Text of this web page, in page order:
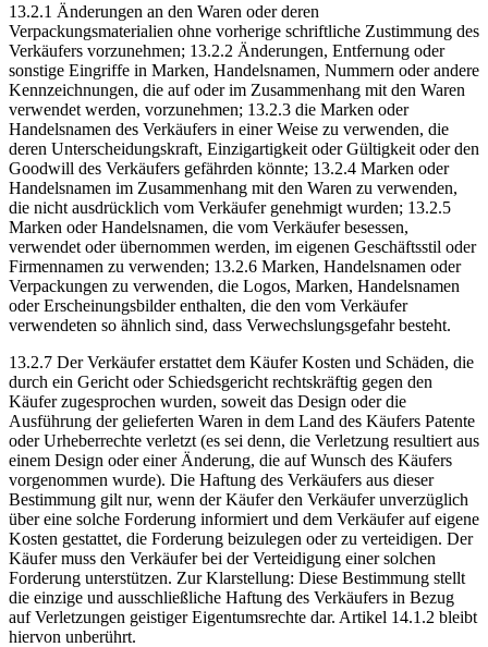
13.2.1 Änderungen an den Waren oder deren
Verpackungsmaterialien ohne vorherige schriftliche Zustimmung des
Verkäufers vorzunehmen; 13.2.2 Änderungen, Entfernung oder
sonstige Eingriffe in Marken, Handelsnamen, Nummern oder andere
Kennzeichnungen, die auf oder im Zusammenhang mit den Waren
verwendet werden, vorzunehmen; 13.2.3 die Marken oder
Handelsnamen des Verkäufers in einer Weise zu verwenden, die
deren Unterscheidungskraft, Einzigartigkeit oder Gültigkeit oder den
Goodwill des Verkäufers gefährden könnte; 13.2.4 Marken oder
Handelsnamen im Zusammenhang mit den Waren zu verwenden,
die nicht ausdrücklich vom Verkäufer genehmigt wurden; 13.2.5
Marken oder Handelsnamen, die vom Verkäufer besessen,
verwendet oder übernommen werden, im eigenen Geschäftsstil oder
Firmennamen zu verwenden; 13.2.6 Marken, Handelsnamen oder
Verpackungen zu verwenden, die Logos, Marken, Handelsnamen
oder Erscheinungsbilder enthalten, die den vom Verkäufer
verwendeten so ähnlich sind, dass Verwechslungsgefahr besteht.
13.2.7 Der Verkäufer erstattet dem Käufer Kosten und Schäden, die
durch ein Gericht oder Schiedsgericht rechtskräftig gegen den
Käufer zugesprochen wurden, soweit das Design oder die
Ausführung der gelieferten Waren in dem Land des Käufers Patente
oder Urheberrechte verletzt (es sei denn, die Verletzung resultiert aus
einem Design oder einer Änderung, die auf Wunsch des Käufers
vorgenommen wurde). Die Haftung des Verkäufers aus dieser
Bestimmung gilt nur, wenn der Käufer den Verkäufer unverzüglich
über eine solche Forderung informiert und dem Verkäufer auf eigene
Kosten gestattet, die Forderung beizulegen oder zu verteidigen. Der
Käufer muss den Verkäufer bei der Verteidigung einer solchen
Forderung unterstützen. Zur Klarstellung: Diese Bestimmung stellt
die einzige und ausschließliche Haftung des Verkäufers in Bezug
auf Verletzungen geistiger Eigentumsrechte dar. Artikel 14.1.2 bleibt
hiervon unberührt.